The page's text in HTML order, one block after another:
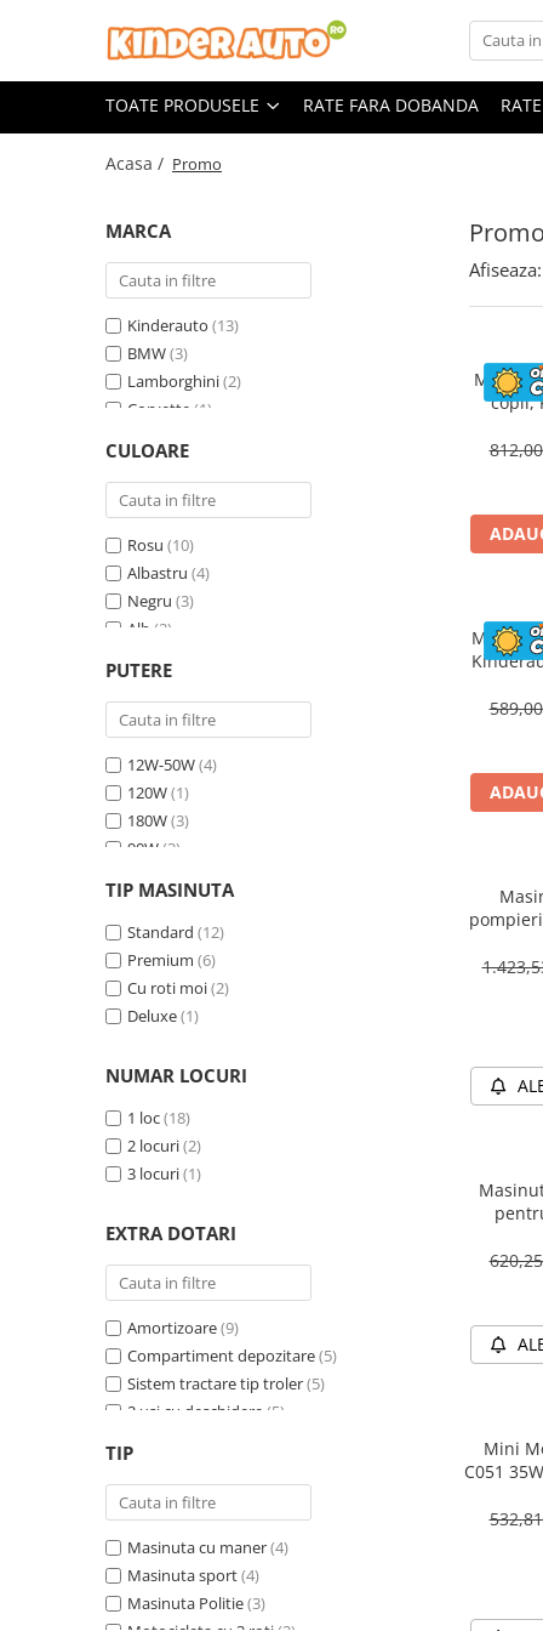
Toate Produsele
Produse in stoc
Masinute electrice
ATV & UTV Electrice
Vehicule electrice adulti
Vehicule speciale copii
Motociclete Drift-Trike
Masinute electrice Mercedes
Masinute electrice tip SUV
Piese & Accesorii
Jucarii RC cu telecomanda
TOATE PRODUSELE RATE FARA DOBANDA
Acasa / Promo
Promo
MARCA
Kinderauto (13)
BMW(3)
Lamborghini(2)
Corvette (1)
Mercedes
CULOARE
Rosu (10)
Albastru (4)
Negru (3)
Alb (2)
Galben
PUTERE
12W-50W(4)
120W(1)
180W(3)
90W (3)
30W (1)
60W(2)
TIP MASINUTA
Standard (12)
Premium (6)
Cu roti moi(2)
Deluxe(1)
NUMAR LOCURI
1 loc(18)
2 locuri(2)
3 locuri(1)
EXTRA DOTARI
Amortizoare(9)
Compartiment depozitare(5)
Sistem tractare tip troler(5)
2 usi cu deschidere (5)
Schimbator viteza
Bluetooth(4)
Baterie detasabila(3)
Megafon (2)
4X4 (2)
TIP
Masinuta cu maner(4)
Masinuta sport(4)
Masinuta Politie(3)
Afiseaza:
copii,
Mini
C051